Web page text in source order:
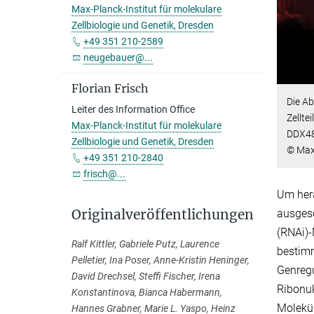
Die
©
Um
Max-Planck-Institut für molekulare
Zellbiologie und Genetik, Dresden
+49 351 210-2589
neugebauer@...
Florian Frisch
Leiter des Information Office
Max-Planck-Institut für molekulare
Zellbiologie und Genetik, Dresden
+49 351 210-2840
frisch@...
Originalveröffentlichungen
Ralf Kittler, Gabriele Putz, Laurence
Pelletier, Ina Poser, Anne-Kristin Heninger,
David Drechsel, Steffi Fischer, Irena
Konstantinova, Bianca Habermann,
Hannes Grabner, Marie L. Yaspo, Heinz